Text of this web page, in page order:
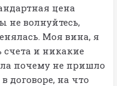
цена
не волнуйтесь,
Моя вина, я
счета и никакие
почему не пришло
договоре, на что